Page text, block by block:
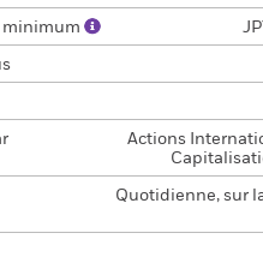
minimum
Actions
Quotidienne, sur